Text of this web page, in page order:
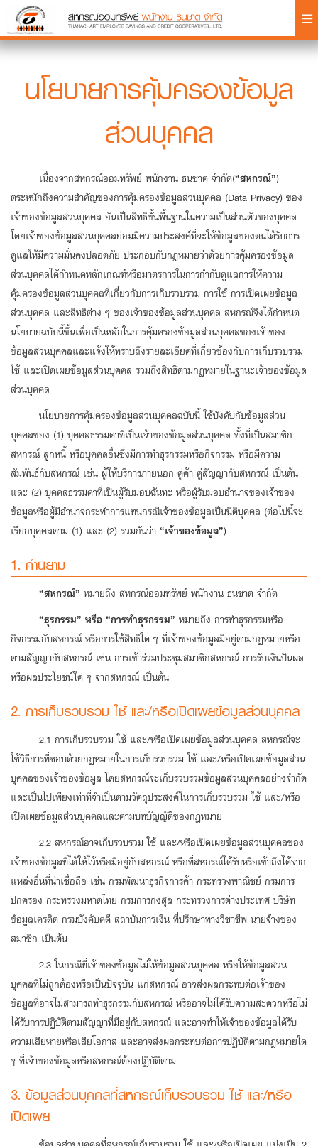
ลง
×
นโยบายการคุ้มครองข้อมูล
ส่วนบุคคล
เนื่องจากสหกรณ์ออมทรัพย์ พนักงาน ธนชาต จำกัด(“สหกรณ์”)
ตระหนักถึงความสำคัญของการคุ้มครองข้อมูลส่วนบุคคล (Data Privacy) ของ
เจ้าของข้อมูลส่วนบุคคล อันเป็นสิทธิขั้นพื้นฐานในความเป็นส่วนตัวของบุคคล
โดยเจ้าของข้อมูลส่วนบุคคลย่อมมีความประสงค์ที่จะให้ข้อมูลของตนได้รับการ
ดูแลให้มีความมั่นคงปลอดภัย ประกอบกับกฎหมายว่าด้วยการคุ้มครองข้อมูล
ส่วนบุคคลได้กำหนดหลักเกณฑ์หรือมาตรการในการกำกับดูแลการให้ความ
คุ้มครองข้อมูลส่วนบุคคลที่เกี่ยวกับการเก็บรวบรวม การใช้ การเปิดเผยข้อมูล
ส่วนบุคคล และสิทธิต่าง ๆ ของเจ้าของข้อมูลส่วนบุคคล สหกรณ์จึงได้กำหนด
นโยบายฉบับนี้ขึ้นเพื่อเป็นหลักในการคุ้มครองข้อมูลส่วนบุคคลของเจ้าของ
ข้อมูลส่วนบุคคลและแจ้งให้ทราบถึงรายละเอียดที่เกี่ยวข้องกับการเก็บรวบรวม
ใช้ และเปิดเผยข้อมูลส่วนบุคคล รวมถึงสิทธิตามกฎหมายในฐานะเจ้าของข้อมูล
ส่วนบุคคล
นโยบายการคุ้มครองข้อมูลส่วนบุคคลฉบับนี้ ใช้บังคับกับข้อมูลส่วน
บุคคลของ (1) บุคคลธรรมดาที่เป็นเจ้าของข้อมูลส่วนบุคคล ทั้งที่เป็นสมาชิก
สหกรณ์ ลูกหนี้ หรือบุคคลอื่นซึ่งมีการทำธุรกรรมหรือกิจกรรม หรือมีความ
สัมพันธ์กับสหกรณ์ เช่น ผู้ให้บริการภายนอก คู่ค้า คู่สัญญากับสหกรณ์ เป็นต้น
และ (2) บุคคลธรรมดาที่เป็นผู้รับมอบฉันทะ หรือผู้รับมอบอำนาจของเจ้าของ
ข้อมูลหรือผู้มีอำนาจกระทำการแทนกรณีเจ้าของข้อมูลเป็นนิติบุคคล (ต่อไปนี้จะ
เรียกบุคคลตาม (1) และ (2) รวมกันว่า “เจ้าของข้อมูล”)
1. คำนิยาม
“สหกรณ์” หมายถึง สหกรณ์ออมทรัพย์ พนักงาน ธนชาต จำกัด
“ธุรกรรม” หรือ “การทำธุรกรรม” หมายถึง การทำธุรกรรมหรือ
กิจกรรมกับสหกรณ์ หรือการใช้สิทธิใด ๆ ที่เจ้าของข้อมูลมีอยู่ตามกฎหมายหรือ
ตามสัญญากับสหกรณ์ เช่น การเข้าร่วมประชุมสมาชิกสหกรณ์ การรับเงินปันผล
หรือผลประโยชน์ใด ๆ จากสหกรณ์ เป็นต้น
2. การเก็บรวบรวม ใช้ และ/หรือเปิดเผยข้อมูลส่วนบุคคล
2.1 การเก็บรวบรวม ใช้ และ/หรือเปิดเผยข้อมูลส่วนบุคคล สหกรณ์จะ
ใช้วิธีการที่ชอบด้วยกฎหมายในการเก็บรวบรวม ใช้ และ/หรือเปิดเผยข้อมูลส่วน
บุคคลของเจ้าของข้อมูล โดยสหกรณ์จะเก็บรวบรวมข้อมูลส่วนบุคคลอย่างจำกัด
และเป็นไปเพียงเท่าที่จำเป็นตามวัตถุประสงค์ในการเก็บรวบรวม ใช้ และ/หรือ
เปิดเผยข้อมูลส่วนบุคคลและตามบทบัญญัติของกฎหมาย
2.2 สหกรณ์อาจเก็บรวบรวม ใช้ และ/หรือเปิดเผยข้อมูลส่วนบุคคลของ
เจ้าของข้อมูลที่ได้ให้ไว้หรือมีอยู่กับสหกรณ์ หรือที่สหกรณ์ได้รับหรือเข้าถึงได้จาก
แหล่งอื่นที่น่าเชื่อถือ เช่น กรมพัฒนาธุรกิจการค้า กระทรวงพาณิชย์ กรมการ
ปกครอง กระทรวงมหาดไทย กรมการกงสุล กระทรวงการต่างประเทศ บริษัท
ข้อมูลเครดิต กรมบังคับคดี สถาบันการเงิน ที่ปรึกษาทางวิชาชีพ นายจ้างของ
สมาชิก เป็นต้น
2.3 ในกรณีที่เจ้าของข้อมูลไม่ให้ข้อมูลส่วนบุคคล หรือให้ข้อมูลส่วน
บุคคลที่ไม่ถูกต้องหรือเป็นปัจจุบัน แก่สหกรณ์ อาจส่งผลกระทบต่อเจ้าของ
ข้อมูลที่อาจไม่สามารถทำธุรกรรมกับสหกรณ์ หรืออาจไม่ได้รับความสะดวกหรือไม่
ได้รับการปฏิบัติตามสัญญาที่มีอยู่กับสหกรณ์ และอาจทำให้เจ้าของข้อมูลได้รับ
ความเสียหายหรือเสียโอกาส และอาจส่งผลกระทบต่อการปฏิบัติตามกฎหมายใด
ๆ ที่เจ้าของข้อมูลหรือสหกรณ์ต้องปฏิบัติตาม
3. ข้อมูลส่วนบุคคลที่สหกรณ์เก็บรวบรวม ใช้ และ/หรือ
เปิดเผย